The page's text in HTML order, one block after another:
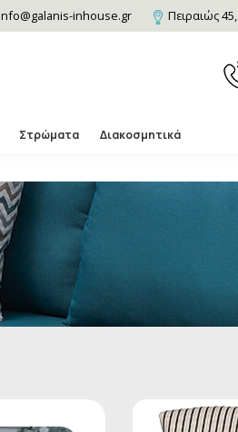
inhouse.gr Πειραιώς
Στρώματα Διακοσμητικά